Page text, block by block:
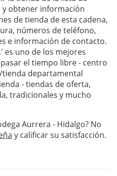
y obtener información
de tienda de esta cadena,
números de teléfono,
e información de contacto.
es uno de los mejores
el tiempo libre - centro
departamental
- tiendas de oferta,
tradicionales y mucho
Aurrera - Hidalgo? No
y calificar su satisfacción.